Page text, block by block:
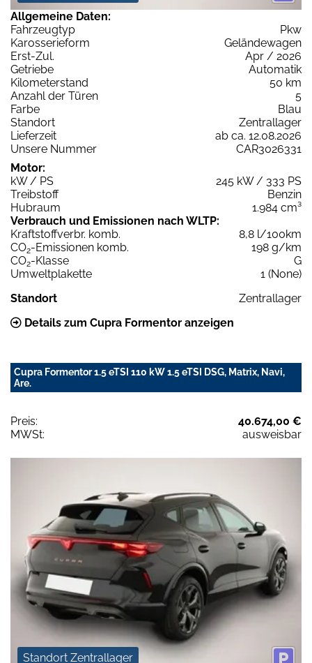
Allgemeine Daten:
Fahrzeugtyp
Pkw
Karosserieform
Geländewagen
Erst-Zul.
Apr / 2026
Getriebe
Automatik
Kilometerstand
50 km
Anzahl der Türen
5
Farbe
Blau
Standort
Zentrallager
Lieferzeit
ab ca. 12.08.2026
Unsere Nummer
CAR3026331
Motor:
kW / PS
245 kW / 333 PS
Treibstoff
Benzin
Hubraum
1.984 cm³
Verbrauch und Emissionen nach WLTP:
Kraftstoffverbr. komb.
8,8 l/100km
CO2-Emissionen komb.
198 g/km
CO2-Klasse
G
Umweltplakette
1 (None)
Standort
Zentrallager
Details zum Cupra Formentor anzeigen
Cupra Formentor 1.5 eTSI 110 kW 1.5 eTSI DSG, Matrix, Navi,
Are.
Preis:
40.674,00 €
MWSt:
ausweisbar
Standort Zentrallager